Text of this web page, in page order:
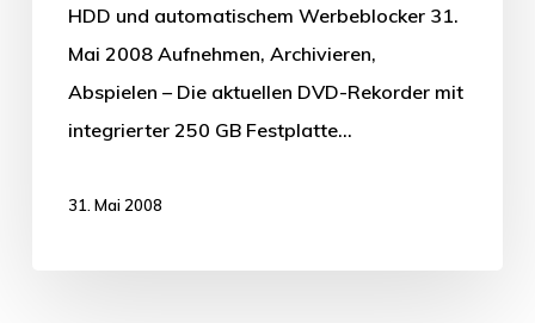
HDD und automatischem Werbeblocker 31.
Mai 2008 Aufnehmen, Archivieren,
Abspielen – Die aktuellen DVD-Rekorder mit
integrierter 250 GB Festplatte…
31. Mai 2008